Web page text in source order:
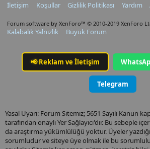
İletişim
Koşullar Gizlilik Politikası Yardım
Forum software by XenForo™ © 2010-2019 XenForo
Kalabalık Yalnızlık Büyük Forum
📢Reklam ve İletişim
Telegram
Yasal Uyarı: Forum Sitemiz; 5651 Sayılı Kanun
tarafından onaylı Yer Sağlayıcı'dır. Bu sebeple
da araştırma yükümlülüğü yoktur. Üyeler
sorumludur ve siteye üye olmak ile bu